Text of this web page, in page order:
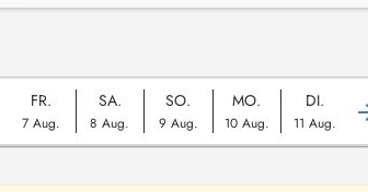
FR.
7 Aug.
SA.
8 Aug.
SO.
9 Aug.
MO.
10 Aug.
DI.
11 Aug.